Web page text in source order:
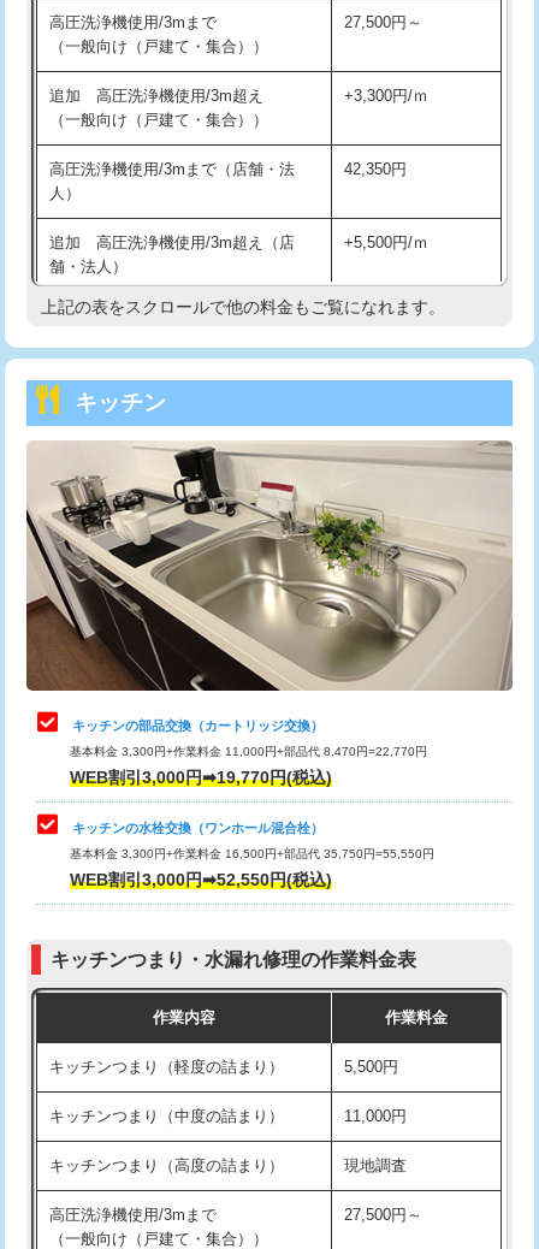
交換・取付(排水栓・排水トラップ
（P/S/ポップアップ））
22,000円+材料費
交換・取付（その他部品） 11,000円+材料費
持込商品取付（単水栓） 13,200円
持込商品取付（混合水栓）
持込商品取付（浄水器・分岐水栓） 16,500円
持込商品取付（温水洗浄便座） 22,000円
持込商品取付（普通便座⇔温水洗浄便
22,000円
給水管工事※（ホール加工)
給水管工事※（バンド止め) 3,300円
給水管工事※（支持金具設置) 5,500円
給水管工事※（保温材使用（バンド止
め込み）)
5,500円
給水管工事※（土の掘削・埋め戻し作
11,000円
給水管工事※（塩ビ管（VP・HI）使
用/3ｍまで)
給水管工事※（塩ビ管（VP・HI）使
用（追加）/3ｍ超え)
給水管工事※（ライニング鋼管・銅
管・ポリ管・HT管使用/3ｍまで)
44,000円
管・ポリ管・HT管使用/3ｍ超え)
排水管工事（土の掘削・埋め戻し作
11,000円~
排水管工事（排水管工事/3ｍまで） 55,000円
排水管工事（追加 排水管工事/3ｍ超
+11,000円
マス交換（土の掘削・埋め戻し作業）
高圧洗浄機使用/3mまで
（一般向け（戸建て・集合））
27,500円～
追加 高圧洗浄機使用/3m超え
（一般向け（戸建て・集合））
+3,300円/ｍ
高圧洗浄機使用/3mまで（店舗・法
人）
42,350円
追加 高圧洗浄機使用/3m超え（店
舗・法人）
+5,500円/ｍ
高度高圧洗浄換 現地調査
トーラー機使用/3mまで
追加トーラー機使用/3m超え +3,300円
カメラ調査 33,000円
桝清掃 8,800円
止水・漏水調査・防水処理・清掃・修
理・調整・分解・加工など（軽作業）
11,000円
止水・漏水調査・防水処理・清掃・修
理・調整・分解・加工など（中作業）
22,000円
止水・漏水調査・防水処理・清掃・修
理・調整・分解・加工など（重作業）
33,000円
お風呂タンク脱着
その他部品の脱着
式・ワンホール）)
交換・取付(排水栓・排水トラップ
22,000円+材料費
上記の表をスクロールで他の料金もご覧になれます。
キッチン
キッチンの部品交換（カートリッジ交換）
基本料金 3,300円+作業料金 11,000円+部品代 8,470円=22,770円
WEB割引3,000円➡19,770円(税込)
キッチンの水栓交換（ワンホール混合栓）
基本料金 3,300円+作業料金 16,500円+部品代 35,750円=55,550円
WEB割引3,000円➡52,550円(税込)
キッチンつまり・水漏れ修理の作業料金表
作業内容 作業料金
キッチンつまり（軽度の詰まり） 5,500円
キッチンつまり（中度の詰まり） 11,000円
キッチンつまり（高度の詰まり） 現地調査
高圧洗浄機使用/3mまで
（一般向け（戸建て・集合））
27,500円～